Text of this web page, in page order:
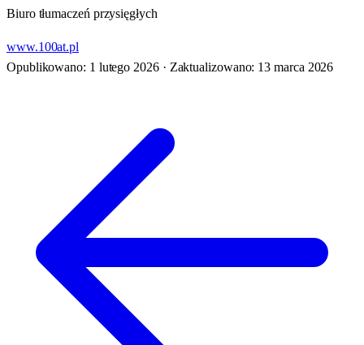
Biuro tłumaczeń przysięgłych
www.100at.pl
Opublikowano: 1 lutego 2026 · Zaktualizowano: 13 marca 2026